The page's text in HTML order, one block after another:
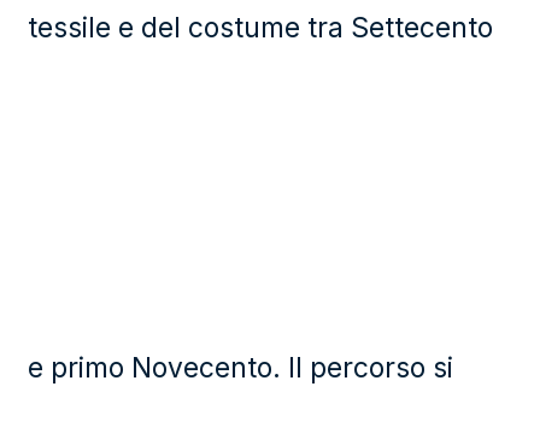
tessile e del costume tra Settecento
e primo Novecento. Il percorso si